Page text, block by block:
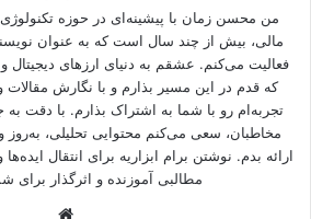
من محسن زمان با پیشینه‌ای در حوزه تکنولوژی
مالی، بیش از چند سال است که به عنوان
فعالیت می‌کنم. عشقم به دنیای ارزهای دیجیتال
که قدم در این مسیر بذارم و با نگارش
تجربه‌ام رو با شما به اشتراک بذارم. با دقت به
مخاطبان، سعی می‌کنم محتوایی تحلیلی، به‌روز و
ارائه بدم. نوشتن برام ابزاریه برای انتقال
مطالبی آموزنده و اثرگذار برای